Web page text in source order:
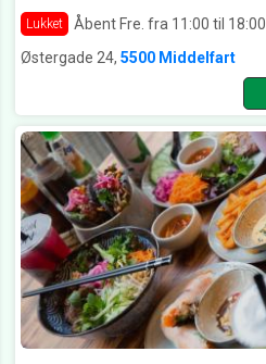
Lukket
Åbent Fre. fra 11:00 til 18:00
Østergade 24, 5500 Middelfart